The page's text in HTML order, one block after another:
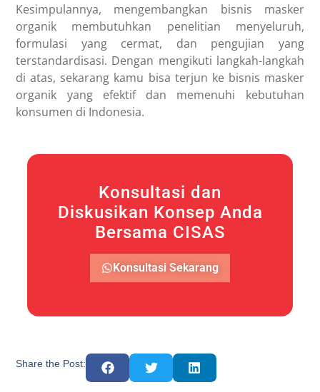
Kesimpulannya, mengembangkan bisnis masker
organik membutuhkan penelitian menyeluruh,
formulasi yang cermat, dan pengujian yang
terstandardisasi. Dengan mengikuti langkah-langkah
di atas, sekarang kamu bisa terjun ke bisnis masker
organik yang efektif dan memenuhi kebutuhan
konsumen di Indonesia.
Konsultasi dan
Diskusikan Konsep Anda
Bersama CISAS
Konsultasi Sekarang
Share the Post: